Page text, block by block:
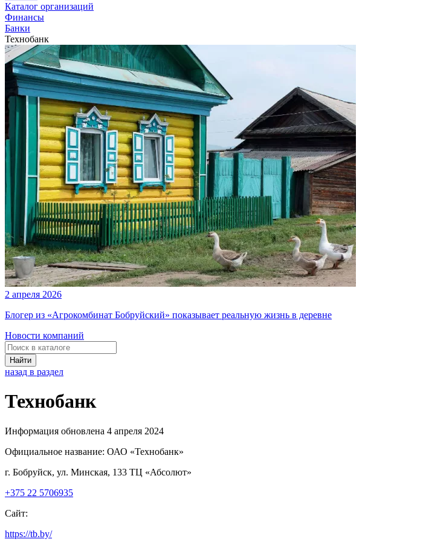
Каталог организаций
Финансы
Банки
Технобанк
2 апреля 2026
Блогер из «Агрокомбинат Бобруйский» показывает реальную жизнь в деревне
Новости компаний
Найти
назад в раздел
Технобанк
Информация обновлена 4 апреля 2024
Официальное название: ОАО «Технобанк»
г. Бобруйск, ул. Минская, 133 ТЦ «Абсолют»
+375 22 5706935
Сайт:
https://tb.by/